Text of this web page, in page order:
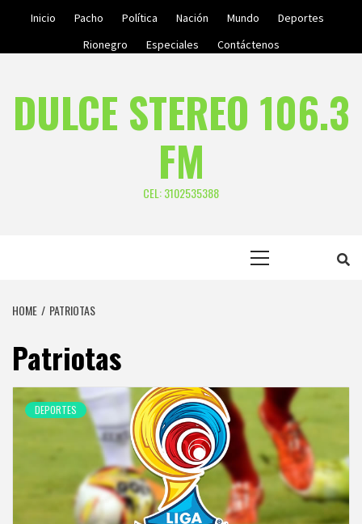
Inicio Pacho Política Nación Mundo
Deportes
Rionegro
Especiales Contáctenos
DULCE STEREO 106.3
FM
CEL: 3102535388
HOME PATRIOTAS
Patriotas
DEPORTES